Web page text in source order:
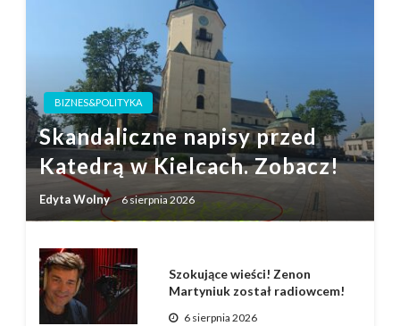
BIZNES&POLITYKA
Skandaliczne napisy przed
Katedrą w Kielcach. Zobacz!
Edyta Wolny 6 sierpnia 2026
Szokujące wieści! Zenon
Martyniuk został radiowcem!
6 sierpnia 2026